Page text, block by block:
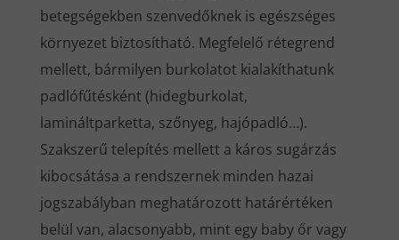
betegségekben szenvedőknek is egészséges
környezet biztosítható. Megfelelő rétegrend
mellett, bármilyen burkolatot kialakíthatunk
padlófűtésként (hidegburkolat,
lamináltparketta, szőnyeg, hajópadló…).
Szakszerű telepítés mellett a káros sugárzás
kibocsátása a rendszernek minden hazai
jogszabályban meghatározott határértéken
belül van, alacsonyabb, mint egy baby őr vagy